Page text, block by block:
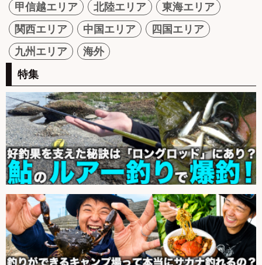
甲信越エリア
北陸エリア
東海エリア
関西エリア
中国エリア
四国エリア
九州エリア
海外
特集